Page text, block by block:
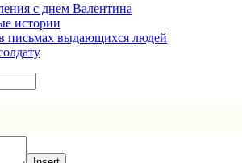
с днем Валентина
истории
письмах выдающихся людей